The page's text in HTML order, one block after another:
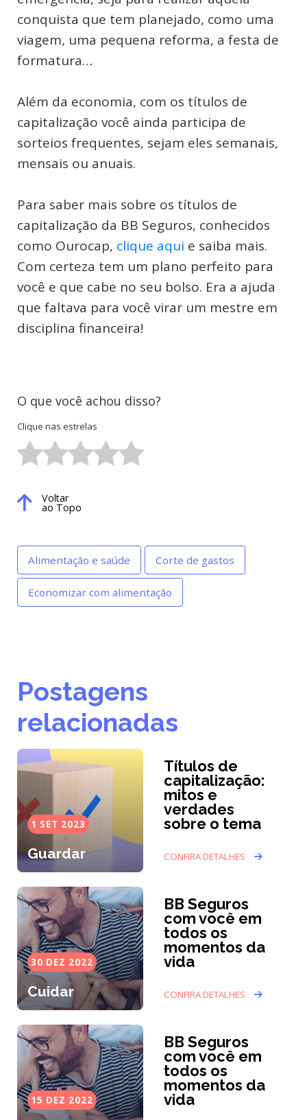
conquista que tem planejado, como uma
viagem, uma pequena reforma, a festa de
formatura…
Além da economia, com os títulos de
capitalização você ainda participa de
sorteios frequentes, sejam eles semanais,
mensais ou anuais.
Para saber mais sobre os títulos de
capitalização da BB Seguros, conhecidos
como Ourocap, clique aqui e saiba mais.
Com certeza tem um plano perfeito para
você e que cabe no seu bolso. Era a ajuda
que faltava para você virar um mestre em
disciplina financeira!
O que você achou disso?
Clique nas estrelas
Voltar
ao Topo
Alimentação e saúde Corte de gastos
Economizar com alimentação
Postagens
relacionadas
1 SET 2023
Guardar
Títulos de
capitalização:
mitos e
verdades
sobre o tema
CONFIRA DETALHES
30 DEZ 2022
Cuidar
BB Seguros
com você em
todos os
momentos da
vida
CONFIRA DETALHES
15 DEZ 2022
BB Seguros
com você em
todos os
momentos da
vida